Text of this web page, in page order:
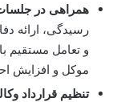
همراهی در
رسیدگی، ارائه
و تعامل مستقیم
موکل و افزایش
تنظیم قرارداد